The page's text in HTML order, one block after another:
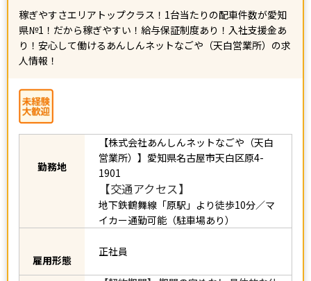
稼ぎやすさエリアトップクラス！1台当たりの配車件数が愛知
県№1！だから稼ぎやすい！給与保証制度あり！入社支援金あ
り！安心して働けるあんしんネットなごや（天白営業所）の求
人情報！
勤務地
【株式会社あんしんネットなごや（天白
営業所）】愛知県名古屋市天白区原4-
1901
【交通アクセス】
地下鉄鶴舞線「原駅」より徒歩10分／マ
イカー通勤可能（駐車場あり）
雇用形態
正社員